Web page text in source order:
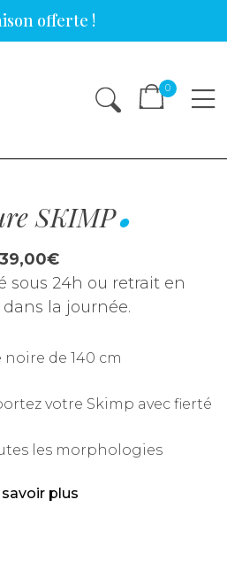
offerte !
0
SKIMP
39,00€
sous 24h ou retrait en
la journée.
de 140 cm
votre Skimp avec fierté
les morphologies
savoir plus